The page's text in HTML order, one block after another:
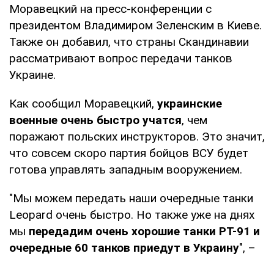
Моравецкий на пресс-конференции с
президентом Владимиром Зеленским в Киеве.
Также он добавил, что страны Скандинавии
рассматривают вопрос передачи танков
Украине.
Как сообщил Моравецкий, украинские
военные очень быстро учатся, чем
поражают польских инструкторов. Это значит,
что совсем скоро партия бойцов ВСУ будет
готова управлять западным вооружением.
"Мы можем передать наши очередные танки
Leopard очень быстро. Но также уже на днях
мы передадим очень хорошие танки PT-91 и
очередные 60 танков приедут в Украину", –